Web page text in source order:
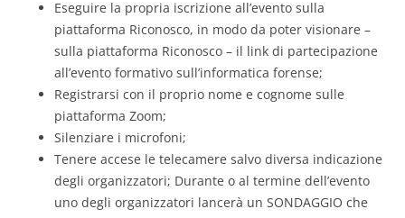
Eseguire la propria iscrizione all’evento sulla
piattaforma Riconosco, in modo da poter visionare –
sulla piattaforma Riconosco – il link di partecipazione
all’evento formativo sull’informatica forense;
Registrarsi con il proprio nome e cognome sulle
piattaforma Zoom;
Silenziare i microfoni;
Tenere accese le telecamere salvo diversa indicazione
degli organizzatori; Durante o al termine dell’evento
uno degli organizzatori lancerà un SONDAGGIO che